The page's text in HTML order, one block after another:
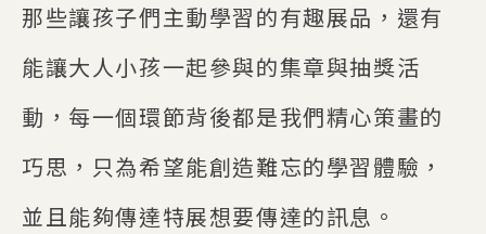
那些讓孩子們主動學習的有趣展品，還有
能讓大人小孩一起參與的集章與抽獎活
動，每一個環節背後都是我們精心策畫的
巧思，只為希望能創造難忘的學習體驗，
並且能夠傳達特展想要傳達的訊息。